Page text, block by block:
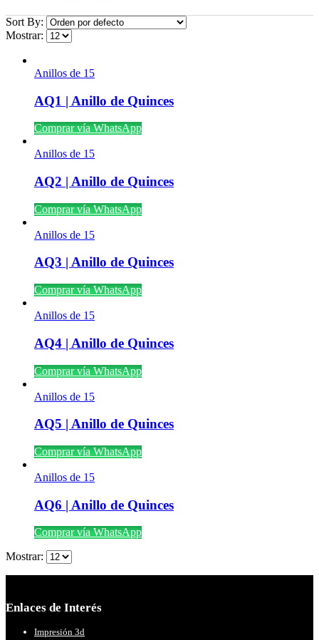
Sort By:
Mostrar:
Anillos de 15
AQ1 | Anillo de Quinces
Comprar vía WhatsApp
Anillos de 15
AQ2 | Anillo de Quinces
Comprar vía WhatsApp
Anillos de 15
AQ3 | Anillo de Quinces
Comprar vía WhatsApp
Anillos de 15
AQ4 | Anillo de Quinces
Comprar vía WhatsApp
Anillos de 15
AQ5 | Anillo de Quinces
Comprar vía WhatsApp
Anillos de 15
AQ6 | Anillo de Quinces
Comprar vía WhatsApp
Mostrar:
Enlaces de Interés
Impresión 3d